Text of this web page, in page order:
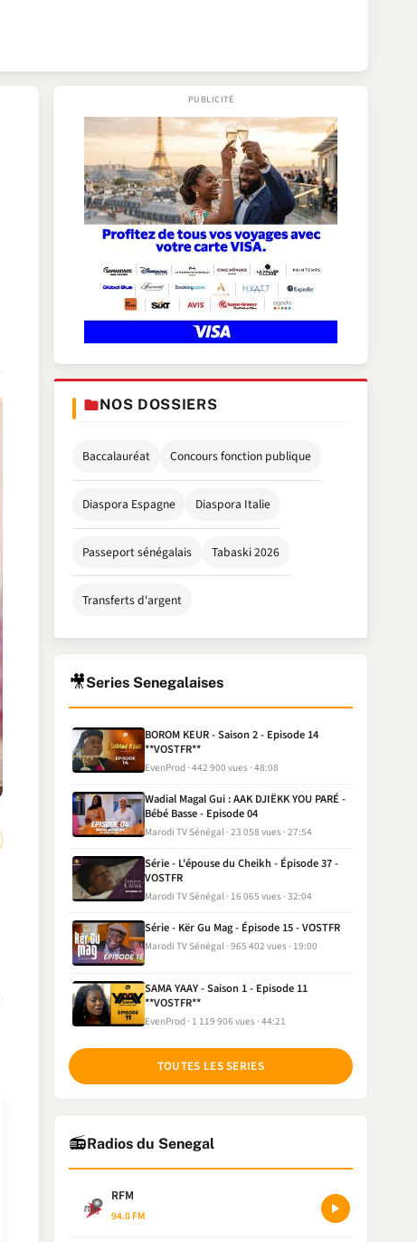
NOS DOSSIERS
Baccalauréat Concours fonction publique
Diaspora Espagne Diaspora Italie
Passeport sénégalais Tabaski 2026
Transferts d'argent
🎥Series Senegalaises
BOROM KEUR - Saison 2 - Episode 14
**VOSTFR**
EvenProd 442 900 vues 48:08
Wadial Magal Gui : AAK DJIËKK YOU PARÉ -
Bébé Basse - Episode 04
Marodi TV Sénégal 23 058 vues 27:54
Série - L'épouse du Cheikh - Épisode 37 -
VOSTFR
Marodi TV Sénégal 16 065 vues 32:04
Série - Kër Gu Mag - Épisode 15 - VOSTFR
Marodi TV Sénégal 965 402 vues 19:00
SAMA YAAY - Saison 1 - Episode 11
**VOSTFR**
EvenProd 1 119 906 vues 44:21
TOUTES LES SERIES
📻Radios du Senegal
RFM
94.0 FM